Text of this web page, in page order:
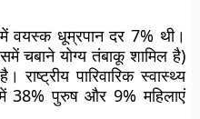
वयस्क धूम्रपान दर 7% थी।
चबाने योग्य तंबाकू शामिल है)
पारिवारिक स्वास्थ्य
38% पुरुष और 9% महिलाएं